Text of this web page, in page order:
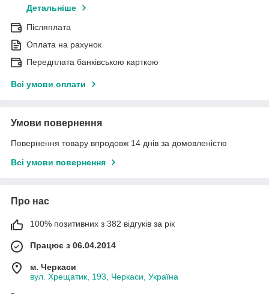
Детальніше
Післяплата
Оплата на рахунок
Передплата банківською карткою
Всі умови оплати
Умови повернення
Повернення товару впродовж 14 днів за домовленістю
Всі умови повернення
Про нас
100% позитивних з 382 відгуків за рік
Працює з 06.04.2014
м. Черкаси
вул. Хрещатик, 193, Черкаси, Україна